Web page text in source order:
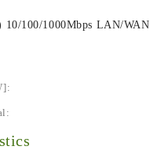
10/100/1000Mbps LAN/WAN